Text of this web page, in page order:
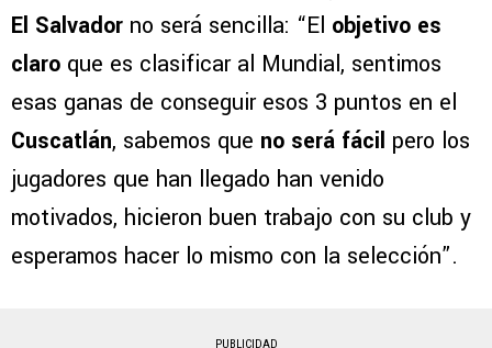
El Salvador no será sencilla: “El objetivo es
claro que es clasificar al Mundial, sentimos
esas ganas de conseguir esos 3 puntos en el
Cuscatlán, sabemos que no será fácil pero los
jugadores que han llegado han venido
motivados, hicieron buen trabajo con su club y
esperamos hacer lo mismo con la selección”.
PUBLICIDAD